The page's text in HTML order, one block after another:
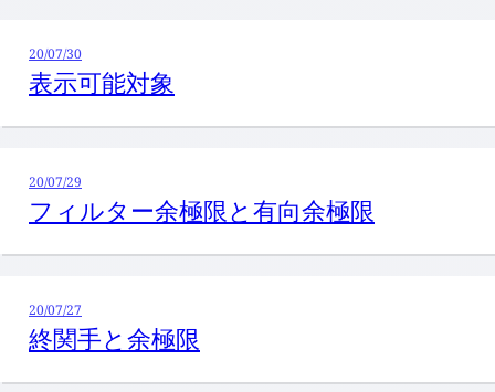
20/07/30
表示可能対象
20/07/29
フィルター余極限と有向余極限
20/07/27
終関手と余極限